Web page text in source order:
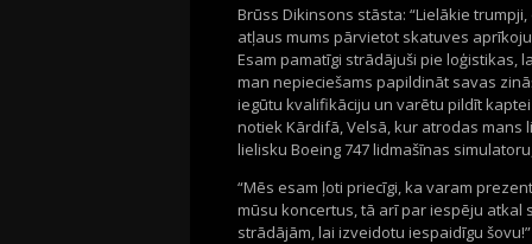
Brūss Dikinsons stāsta: “Lielākie
atļaus mums pārvietot skatuves
Esam pamatīgi strādājuši pie loģistikas,
man nepieciešams papildināt savas
iegūtu kvalifikāciju un varētu pildīt
notiek Kārdifā, Velsā, kur atrodas
lielisku Boeing 747 lidmašīnas
“Mēs esam ļoti priecīgi, ka varam
mūsu koncertus, tā arī par iespēju atkal
strādājām, lai izveidotu iespaidīgu